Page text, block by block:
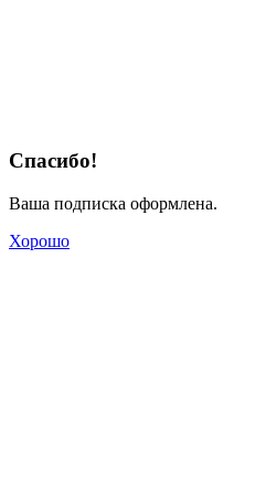
Спасибо!
Ваша подписка оформлена.
Хорошо